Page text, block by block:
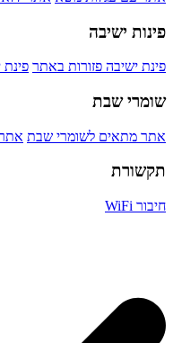
פינות ישיבה
פינת ישיבה פזורות באתר
שומרי שבת
אתר מתאים לשומרי שבת
תקשורת
חיבור WiFi